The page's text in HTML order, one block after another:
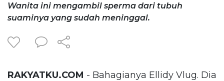
Wanita ini mengambil sperma dari tubuh
suaminya yang sudah meninggal.
RAKYATKU.COM - Bahagianya Ellidy Vlug. Dia